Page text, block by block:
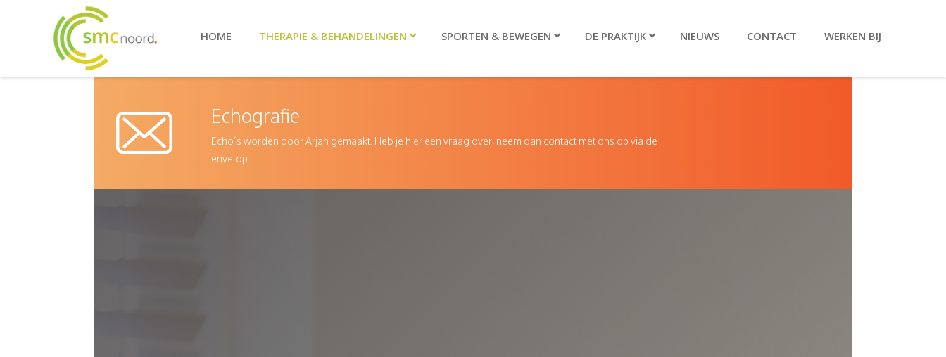
HOME THERAPIE & BEHANDELINGEN SPORTEN & BEWEGEN DE PRAKTIJK NIEUWS CONTACT WERKEN BIJ
Echografie
Echo’s worden door Arjan gemaakt. Heb je hier een vraag over, neem dan contact met ons op via de
envelop.